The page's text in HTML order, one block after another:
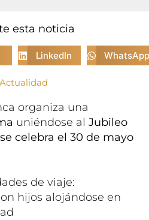
esta noticia
LinkedIn WhatsApp
Actualidad
organiza una
uniéndose al Jubileo
celebra el 30 de mayo
de viaje:
hijos alojándose en